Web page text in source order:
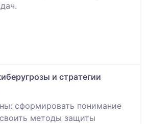
и стратегии
сформировать понимание
методы защиты